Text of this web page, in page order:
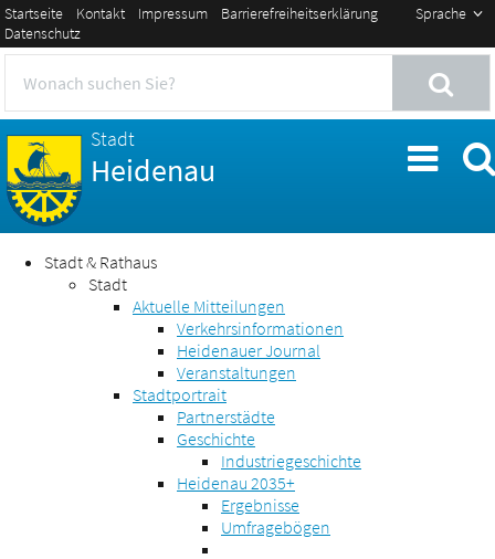
Sprache
Startseite Kontakt Impressum
Barrierefreiheitserklärung
Datenschutz
Stadt
Heidenau
Stadt & Rathaus
Stadt
Aktuelle Mitteilungen
Verkehrsinformationen
Heidenauer Journal
Veranstaltungen
Stadtportrait
Partnerstädte
Geschichte
Industriegeschichte
Heidenau 2035+
Ergebnisse
Umfragebögen